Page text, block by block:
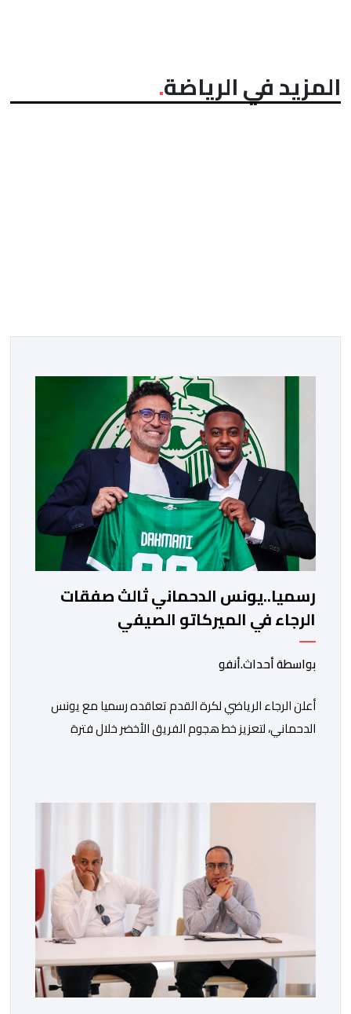
المزيد في الرياضة
رسميا..يونس الدحماني ثالث صفقات
الرجاء في الميركاتو الصيفي
بواسطة أحداث.أنفو
أعلن الرجاء الرياضي لكرة القدم تعاقده رسميا مع يونس
الدحماني، لتعزيز خط هجوم الفريق الأخضر خلال فترة
الطاقم التقني للرجاء لتقديم الإضافة المرجوة في
أداء لافت قدمه اللاعب برفقة اتحاد […]